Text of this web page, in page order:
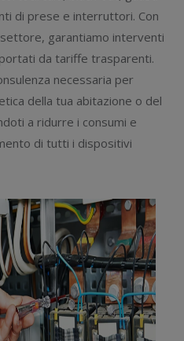
di prese e interruttori. Con
settore, garantiamo interventi
da tariffe trasparenti.
necessaria per
della tua abitazione o del
a ridurre i consumi e
di tutti i dispositivi